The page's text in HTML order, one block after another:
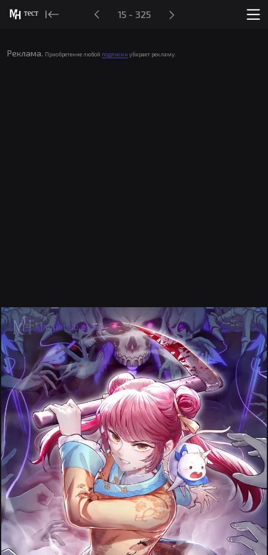
тест 15 - 325
Реклама. Приобретение любой подписки убирает рекламу.